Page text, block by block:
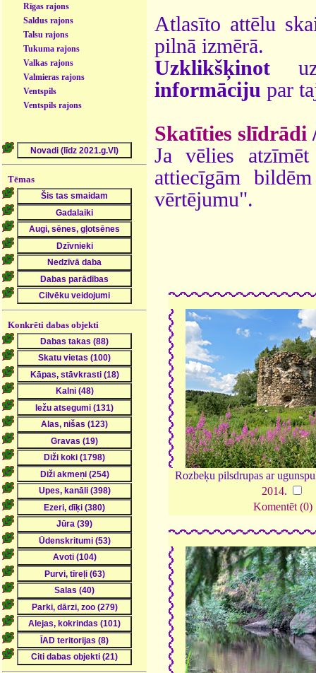
Rīgas rajons
Saldus rajons
Talsu rajons
Tukuma rajons
Valkas rajons
Valmieras rajons
Ventspils
Ventspils rajons
Tēmas
Konkrēti dabas objekti
Atlasīto attēlu
pilnā izmērā.
Uzklikšķinot
informāciju par
Skatīties slīdrādi
Ja vēlies
attiecīgām
vērtējumu".
Rozbeķu pilsdrupas ar
2014.
Komentēt (0)